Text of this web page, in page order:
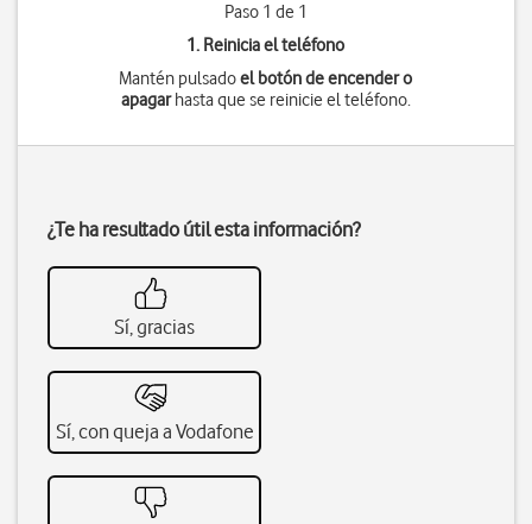
Paso 1 de 1
1. Reinicia el teléfono
Mantén pulsadoel botón de encender o
apagarhasta que se reinicie el teléfono.
¿Te ha resultado útil esta información?
Sí, gracias
Sí, con queja a Vodafone